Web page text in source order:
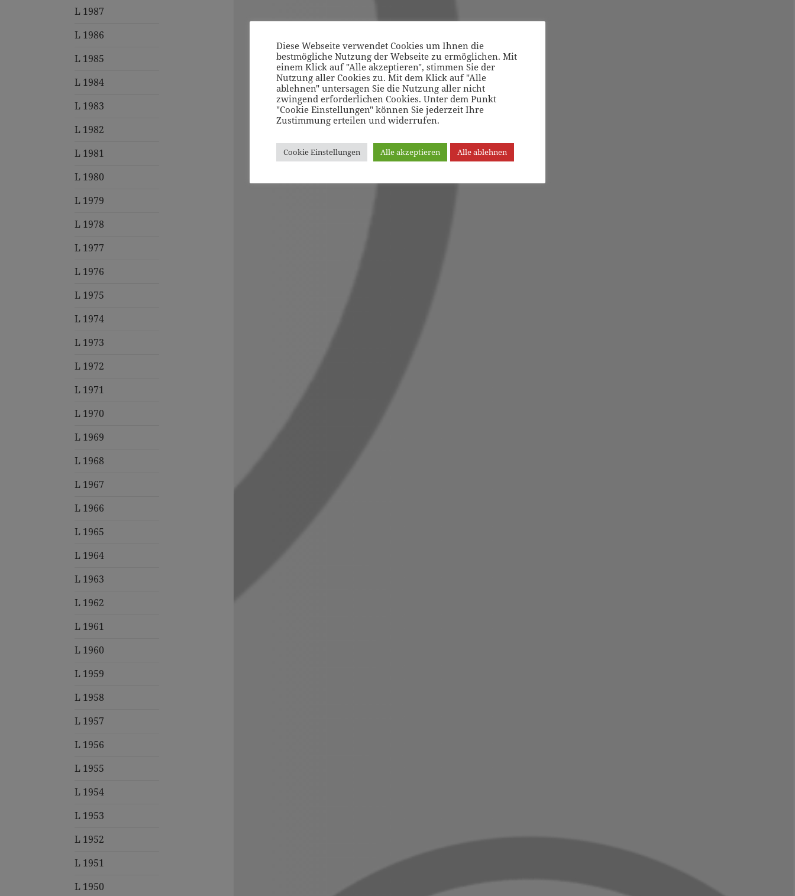
L 1987
L 1986
L 1985
L 1984
L 1983
L 1982
L 1981
L 1980
L 1979
L 1978
L 1977
L 1976
L 1975
L 1974
L 1973
L 1972
L 1971
L 1970
L 1969
L 1968
L 1967
L 1966
L 1965
L 1964
L 1963
L 1962
L 1961
L 1960
L 1959
L 1958
L 1957
L 1956
L 1955
L 1954
L 1953
L 1952
L 1951
L 1950
Diese Webseite verwendet Cookies um Ihnen die
bestmögliche Nutzung der Webseite zu ermöglichen. Mit
einem Klick auf "Alle akzeptieren", stimmen Sie der
Nutzung aller Cookies zu. Mit dem Klick auf "Alle
ablehnen" untersagen Sie die Nutzung aller nicht
zwingend erforderlichen Cookies. Unter dem Punkt
"Cookie Einstellungen" können Sie jederzeit Ihre
Zustimmung erteilen und widerrufen.
Cookie Einstellungen Alle akzeptieren Alle ablehnen